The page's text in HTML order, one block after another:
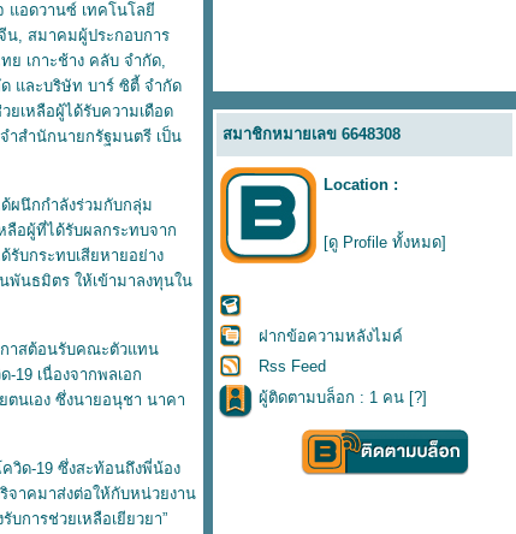
แอดวานซ์ เทคโนโลยี
, สมาคมผู้ประกอบการ
เกาะช้าง คลับ จำกัด,
และบริษัท บาร์ ซิตี้ จำกัด
ยเหลือผู้ได้รับความเดือด
สำนักนายกรัฐมนตรี เป็น
ผนึกกำลังร่วมกับกลุ่ม
อผู้ที่ได้รับผลกระทบจาก
รับกระทบเสียหายอย่าง
พันธมิตร ให้เข้ามาลงทุนใน
กาสต้อนรับคณะตัวแทน
19 เนื่องจากพลเอก
นเอง ซึ่งนายอนุชา นาคา
ด-19 ซึ่งสะท้อนถึงพี่น้อง
จาคมาส่งต่อให้กับหน่วยงาน
การช่วยเหลือเยียวยา”
สมาชิกหมายเลข 6648308
Location :
[ดู Profile ทั้งหมด]
ฝากข้อความหลังไมค์
Rss Feed
ผู้ติดตามบล็อก : 1 คน [?]